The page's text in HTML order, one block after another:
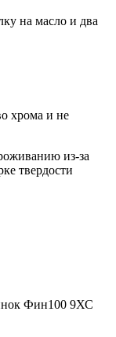
на масло и два
хрома и не
из-за
твердости
Фин100 9ХС